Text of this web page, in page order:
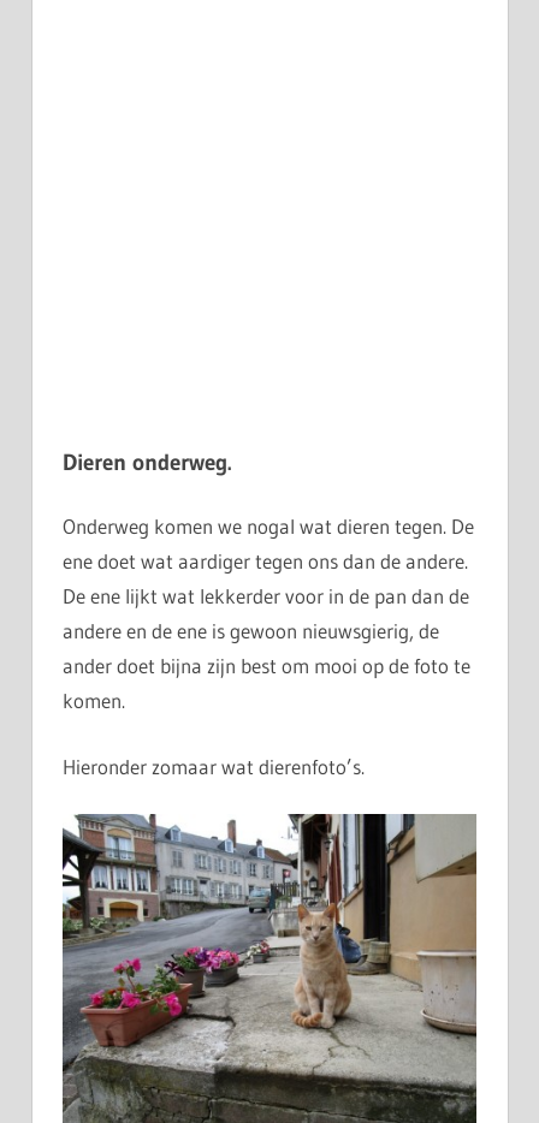
Dieren onderweg.
Onderweg komen we nogal wat dieren tegen. De
ene doet wat aardiger tegen ons dan de andere.
De ene lijkt wat lekkerder voor in de pan dan de
andere en de ene is gewoon nieuwsgierig, de
ander doet bijna zijn best om mooi op de foto te
komen.
Hieronder zomaar wat dierenfoto’s.